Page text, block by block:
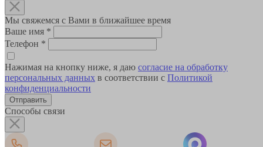
Мы свяжемся с Вами в ближайшее время
Ваше имя *
Телефон *
Нажимая на кнопку ниже, я даю согласие на обработку
персональных данных в соответствии с Политикой
конфиденциальности
Способы связи